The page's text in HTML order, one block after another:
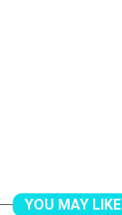
YOU MAY LIKE